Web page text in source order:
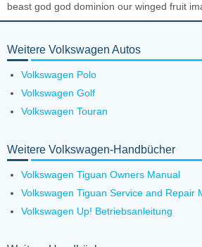
beast god god dominion our winged fruit
Weitere Volkswagen Autos
Volkswagen Polo
Volkswagen Golf
Volkswagen Touran
Weitere Volkswagen-Handbücher
Volkswagen Tiguan Owners Manual
Volkswagen Tiguan Service and Repair
Volkswagen Up! Betriebsanleitung